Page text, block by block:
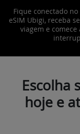
Fique conectado
eSIM Ubigi, receba
viagem e
Escolha
hoje e